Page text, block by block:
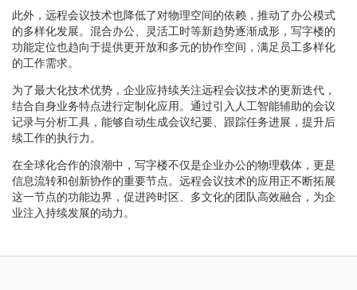
此外，远程会议技术也降低了对物理空间的依赖，推动了办公模式
的多样化发展。混合办公、灵活工时等新趋势逐渐成形，写字楼的
功能定位也趋向于提供更开放和多元的协作空间，满足员工多样化
的工作需求。
为了最大化技术优势，企业应持续关注远程会议技术的更新迭代，
结合自身业务特点进行定制化应用。通过引入人工智能辅助的会议
记录与分析工具，能够自动生成会议纪要、跟踪任务进展，提升后
续工作的执行力。
在全球化合作的浪潮中，写字楼不仅是企业办公的物理载体，更是
信息流转和创新协作的重要节点。远程会议技术的应用正不断拓展
这一节点的功能边界，促进跨时区、多文化的团队高效融合，为企
业注入持续发展的动力。